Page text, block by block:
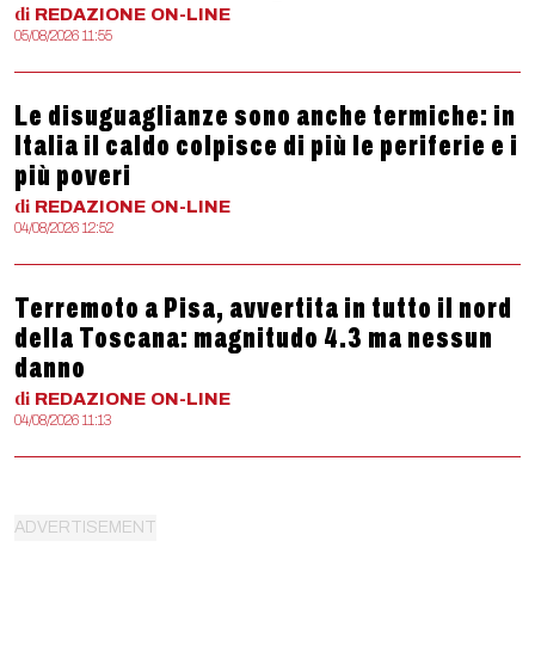
di REDAZIONE ON-LINE
05/08/2026 11:55
Le disuguaglianze sono anche termiche: in
Italia il caldo colpisce di più le periferie e i
più poveri
di REDAZIONE ON-LINE
04/08/2026 12:52
Terremoto a Pisa, avvertita in tutto il nord
della Toscana: magnitudo 4.3 ma nessun
danno
di REDAZIONE ON-LINE
04/08/2026 11:13